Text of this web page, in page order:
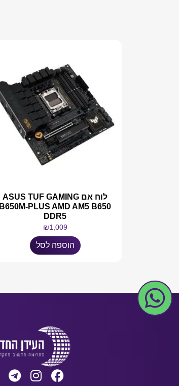
לוח אם ASUS TUF GAMING
B650M-PLUS AMD AM5 B650
DDR5
₪1,009
הוספה לסל